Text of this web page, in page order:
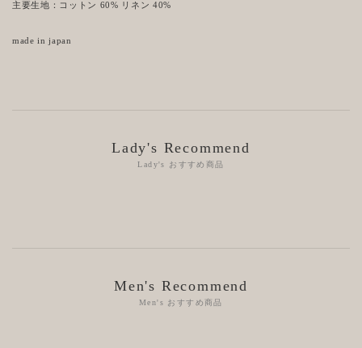
主要生地：コットン 60% リネン 40%
made in japan
Lady's Recommend
Lady's おすすめ商品
Men's Recommend
Men's おすすめ商品